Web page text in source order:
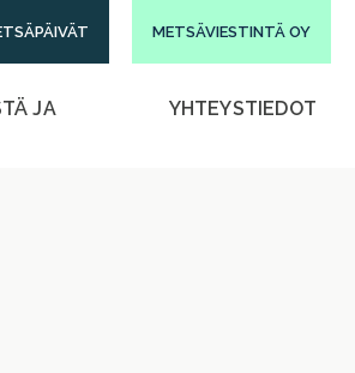
METSÄVIESTINTÄ OY
JA
YHTEYSTIEDOT